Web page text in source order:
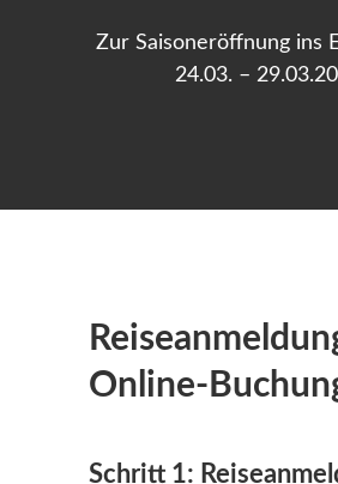
Zur Saisoneröffnung ins
24.03. –
Online-
Schritt 1: